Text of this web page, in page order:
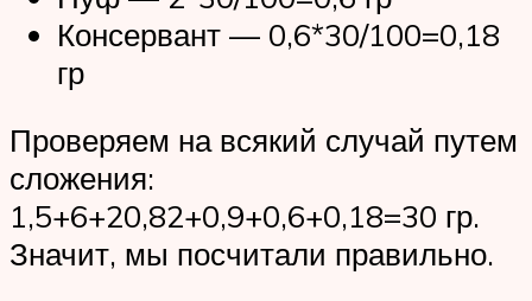
Консервант — 0,6*30/100=0,18
гр
Проверяем на всякий случай путем
сложения:
1,5+6+20,82+0,9+0,6+0,18=30 гр.
Значит, мы посчитали правильно.